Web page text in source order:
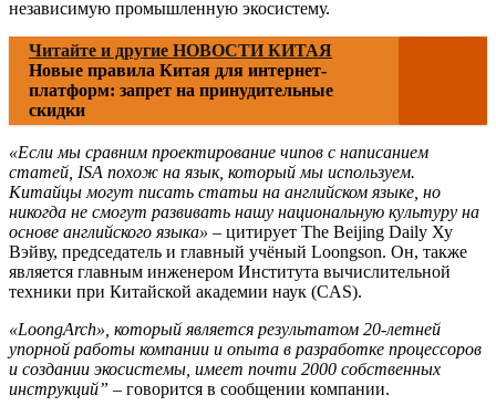
независимую промышленную экосистему.
Читайте и другие НОВОСТИ КИТАЯ
Новые правила Китая для интернет-
платформ: запрет на принудительные
скидки
«Если мы сравним проектирование чипов с написанием
статей, ISA похож на язык, который мы используем.
Китайцы могут писать статьи на английском языке, но
никогда не смогут развивать нашу национальную культуру на
основе английского языка» – цитирует The Beijing Daily Ху
Вэйву, председатель и главный учёный Loongson. Он, также
является главным инженером Института вычислительной
техники при Китайской академии наук (CAS).
«LoongArch», который является результатом 20-летней
упорной работы компании и опыта в разработке процессоров
и создании экосистемы, имеет почти 2000 собственных
инструкций” – говорится в сообщении компании.